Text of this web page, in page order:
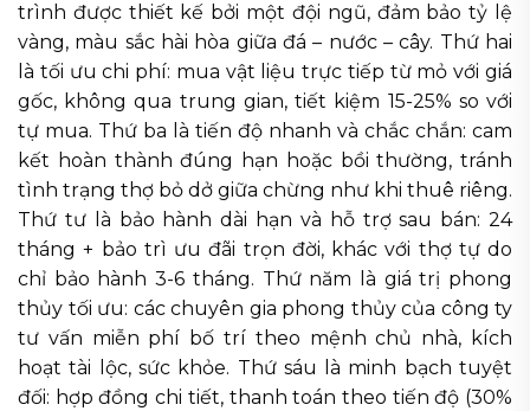
trình được thiết kế bởi một đội ngũ, đảm bảo tỷ lệ
vàng, màu sắc hài hòa giữa đá – nước – cây. Thứ hai
là tối ưu chi phí: mua vật liệu trực tiếp từ mỏ với giá
gốc, không qua trung gian, tiết kiệm 15-25% so với
tự mua. Thứ ba là tiến độ nhanh và chắc chắn: cam
kết hoàn thành đúng hạn hoặc bồi thường, tránh
tình trạng thợ bỏ dở giữa chừng như khi thuê riêng.
Thứ tư là bảo hành dài hạn và hỗ trợ sau bán: 24
tháng + bảo trì ưu đãi trọn đời, khác với thợ tự do
chỉ bảo hành 3-6 tháng. Thứ năm là giá trị phong
thủy tối ưu: các chuyên gia phong thủy của công ty
tư vấn miễn phí bố trí theo mệnh chủ nhà, kích
hoạt tài lộc, sức khỏe. Thứ sáu là minh bạch tuyệt
đối: hợp đồng chi tiết, thanh toán theo tiến độ (30%